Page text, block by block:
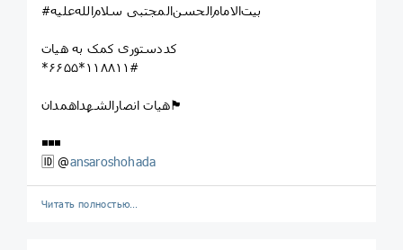
#بیت‌الامام‌الحسن‌المجتبی سلام‌الله‌علیه
کددستوری کمک به هیات
*۶۶۵۵*۱۱۸۸۱۱#
هیات انصارالشهداهمدان🏴
◾️◾️◾️
🆔 @ansaroshohada
Читать полностью…